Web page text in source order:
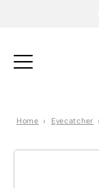
Home Eyecatcher